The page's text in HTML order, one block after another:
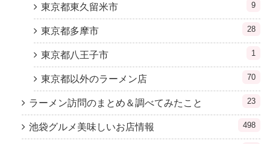
東京都東久留米市 9
東京都多摩市 28
東京都八王子市 1
東京都以外のラーメン店 70
ラーメン訪問のまとめ＆調べてみたこと 23
池袋グルメ美味しいお店情報 498